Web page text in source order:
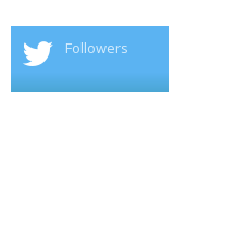
Followers